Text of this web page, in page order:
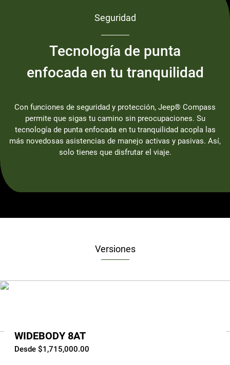
Seguridad
Tecnología de punta
enfocada en tu tranquilidad
Con funciones de seguridad y protección, Jeep® Compass
permite que sigas tu camino sin preocupaciones. Su
tecnología de punta enfocada en tu tranquilidad acopla las
más novedosas asistencias de manejo activas y pasivas. Así,
solo tienes que disfrutar el viaje.
Versiones
WIDEBODY 8AT
Desde $1,715,000.00